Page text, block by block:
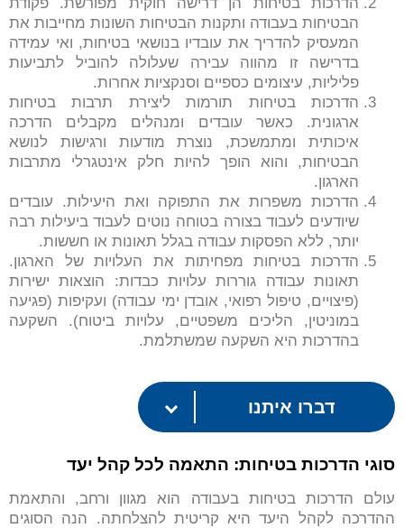
הבטיחות בעבודה ותקנות הבטיחות השונות מחייבות את
המעסיק להדריך את עובדיו בנושאי בטיחות, ואי עמידה
בדרישה זו מהווה עבירה שעלולה להוביל לתביעות
פליליות, עיצומים כספיים וסנקציות אחרות.
הדרכות בטיחות תורמות ליצירת תרבות בטיחות
ארגונית. כאשר עובדים ומנהלים מקבלים הדרכה
איכותית ומתמשכת, נוצרת מודעות ורגישות לנושא
הבטיחות, והוא הופך להיות חלק אינטגרלי מתרבות
הארגון.
הדרכות משפרות את התפוקה ואת היעילות. עובדים
שיודעים לעבוד בצורה בטוחה נוטים לעבוד ביעילות רבה
יותר, ללא הפסקות עבודה בגלל תאונות או חששות.
הדרכות בטיחות מפחיתות את העלויות של הארגון.
תאונות עבודה גוררות עלויות כבדות: הוצאות ישירות
(פיצויים, טיפול רפואי, אובדן ימי עבודה) ועקיפות (פגיעה
במוניטין, הליכים משפטיים, עלויות ביטוח). השקעה
בהדרכות היא השקעה שמשתלמת.
דברו איתנו
סוגי הדרכות בטיחות: התאמה לכל קהל יעד
עולם הדרכות בטיחות בעבודה הוא מגוון ורחב, והתאמת
ההדרכה לקהל היעד היא קריטית להצלחתה. הנה הסוגים